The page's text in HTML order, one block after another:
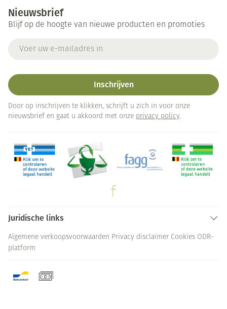
Nieuwsbrief
Blijf op de hoogte van nieuwe producten en promoties
Inschrijven
Door op inschrijven te klikken, schrijft u zich in voor onze
nieuwsbrief en gaat u akkoord met onze privacy policy.
Juridische links
Algemene verkoopsvoorwaarden Privacy disclaimer Cookies ODR-
platform